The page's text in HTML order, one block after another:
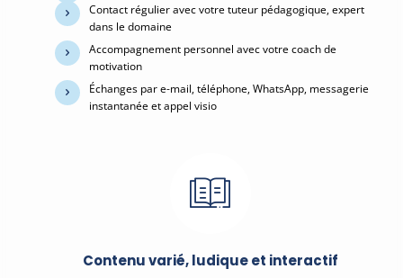
Contact régulier avec votre tuteur pédagogique, expert
dans le domaine
Accompagnement personnel avec votre coach de
motivation
Échanges par e-mail, téléphone, WhatsApp, messagerie
instantanée et appel visio
Contenu varié, ludique et interactif